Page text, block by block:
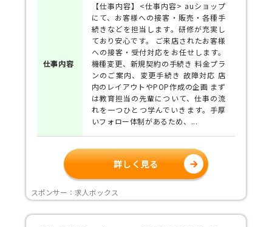
仕事内容
【仕事内容】<仕事内容> auショップ
にて、お客様への接客・販売・各種手
続きなどを担当します。研修が充実し
ており安心です。 ご来店されたお客様
への接客・受付対応をお任せします。
機種変更、新規契約の手続き 料金プラ
ンのご案内、変更手続き 故障対応 店
内のレイアウトやPOP作成の企画 まず
は教育担当の先輩について、仕事の流
れを一つひとつ学んでいきます。手厚
いフォロー体制があるため、...
詳しく見る
スポンサー：求人ボックス